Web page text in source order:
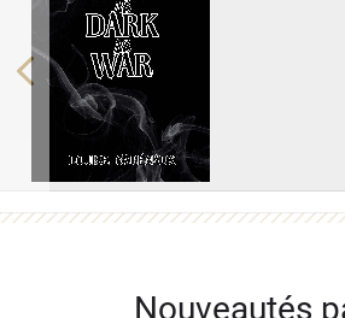
Previous
Nouveautés